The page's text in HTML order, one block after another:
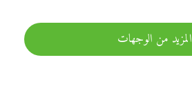
المزيد من الوجهات